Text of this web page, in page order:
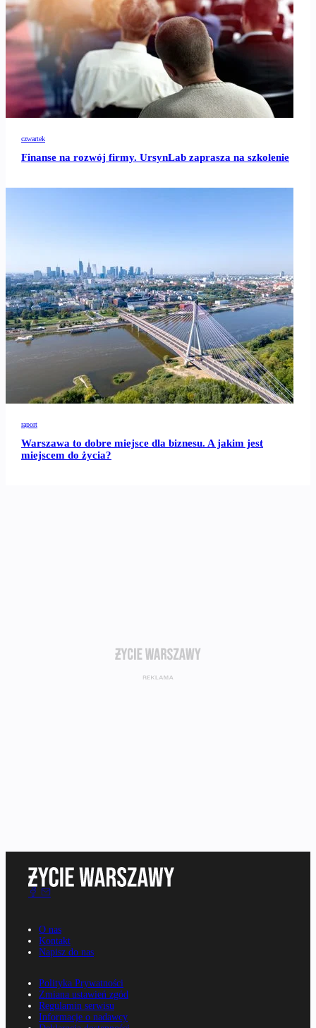
czwartek
Finanse na rozwój firmy. UrsynLab zaprasza na szkolenie
raport
Warszawa to dobre miejsce dla biznesu. A jakim jest
miejscem do życia?
O nas
Kontakt
Napisz do nas
Polityka Prywatności
Zmiana ustawień zgód
Regulamin serwisu
Informacje o nadawcy